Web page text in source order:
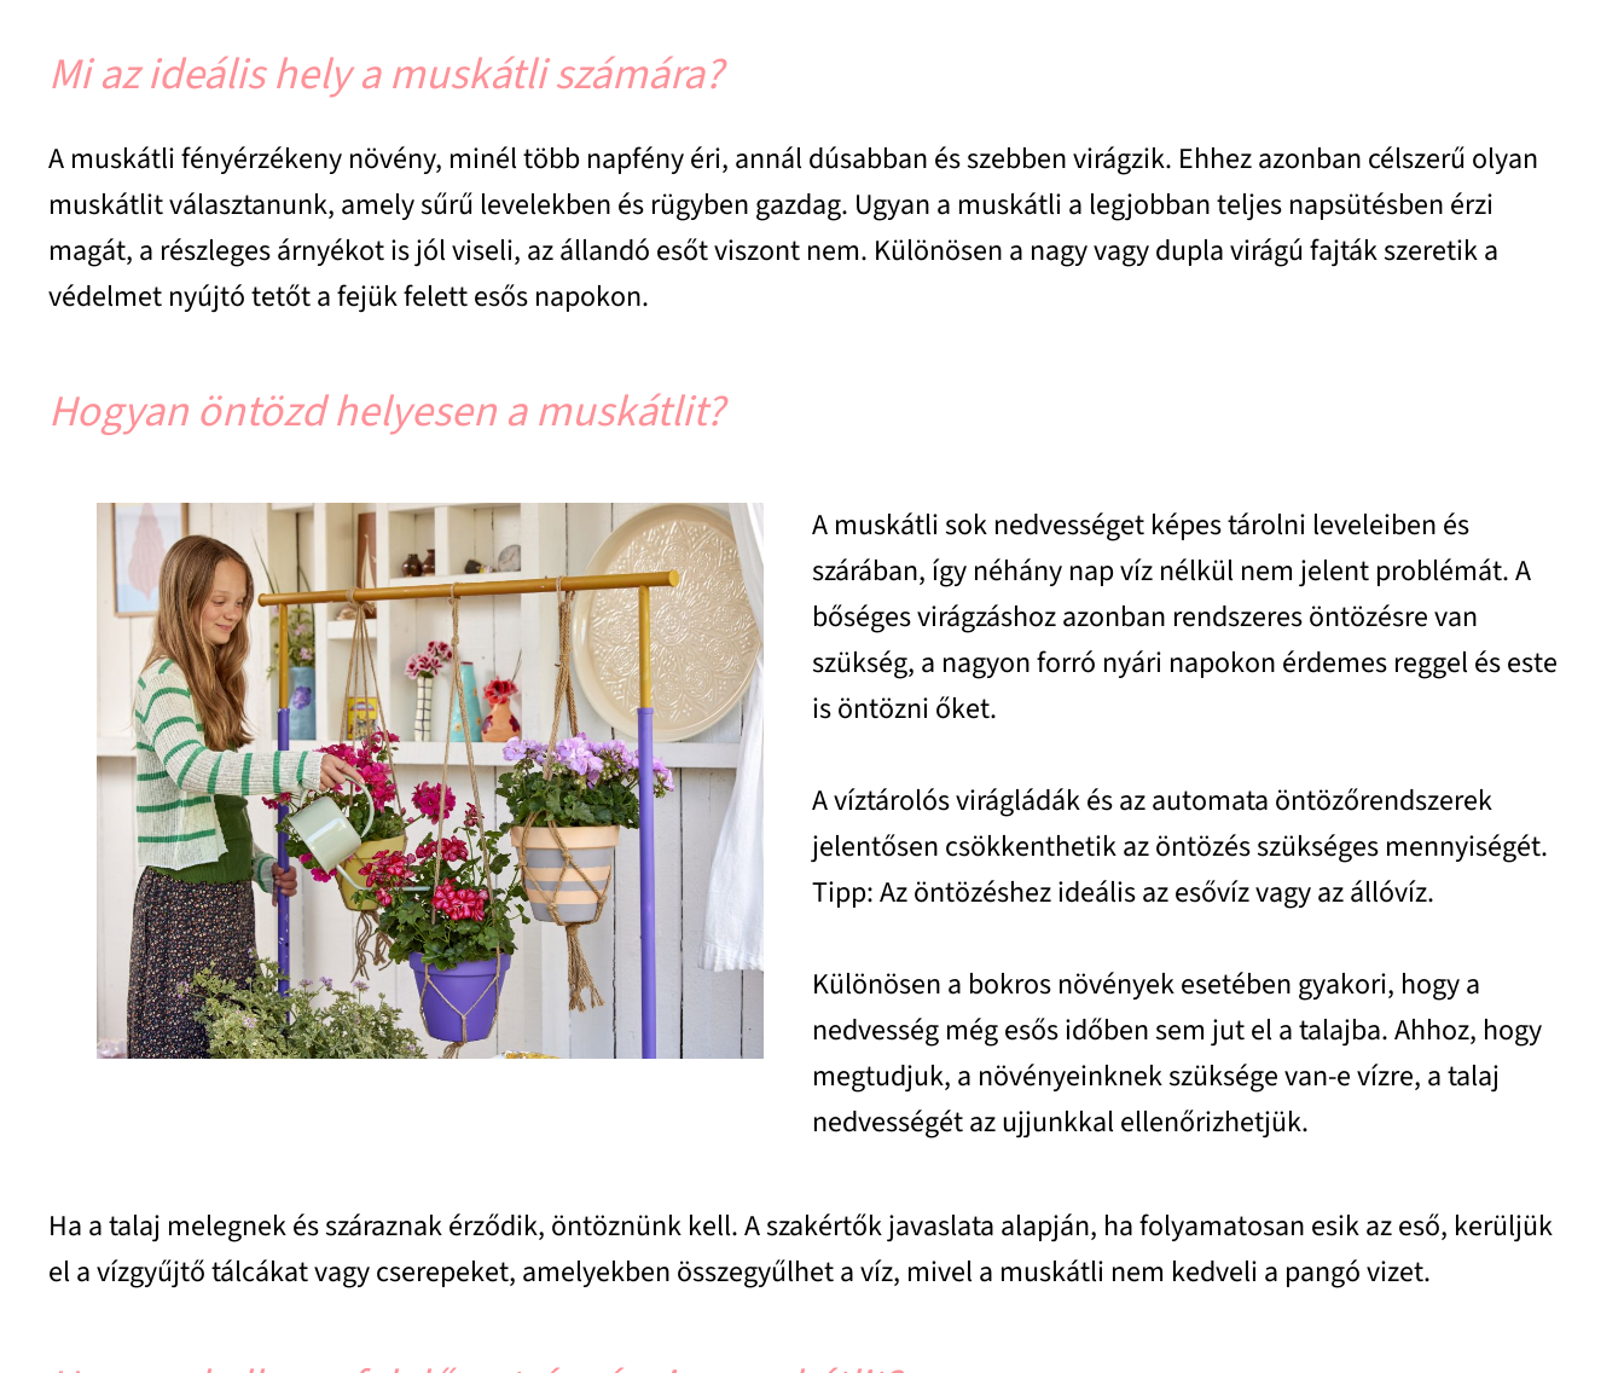
Mi az ideális hely a muskátli számára?
A muskátli fényérzékeny növény, minél több napfény éri, annál dúsabban és szebben virágzik. Ehhez azonban célszerű olyan
muskátlit választanunk, amely sűrű levelekben és rügyben gazdag. Ugyan a muskátli a legjobban teljes napsütésben érzi
magát, a részleges árnyékot is jól viseli, az állandó esőt viszont nem. Különösen a nagy vagy dupla virágú fajták szeretik a
védelmet nyújtó tetőt a fejük felett esős napokon.
Hogyan öntözd helyesen a muskátlit?
A muskátli sok nedvességet képes tárolni leveleiben és
szárában, így néhány nap víz nélkül nem jelent problémát. A
bőséges virágzáshoz azonban rendszeres öntözésre van
szükség, a nagyon forró nyári napokon érdemes reggel és este
is öntözni őket.
A víztárolós virágládák és az automata öntözőrendszerek
jelentősen csökkenthetik az öntözés szükséges mennyiségét.
Tipp: Az öntözéshez ideális az esővíz vagy az állóvíz.
Különösen a bokros növények esetében gyakori, hogy a
nedvesség még esős időben sem jut el a talajba. Ahhoz, hogy
megtudjuk, a növényeinknek szüksége van-e vízre, a talaj
nedvességét az ujjunkkal ellenőrizhetjük.
Ha a talaj melegnek és száraznak érződik, öntöznünk kell. A szakértők javaslata alapján, ha folyamatosan esik az eső, kerüljük
el a vízgyűjtő tálcákat vagy cserepeket, amelyekben összegyűlhet a víz, mivel a muskátli nem kedveli a pangó vizet.